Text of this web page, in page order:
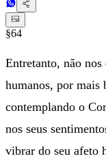
§64
Entretanto, não nos
humanos, por mais
contemplando o
nos seus
vibrar do seu afeto